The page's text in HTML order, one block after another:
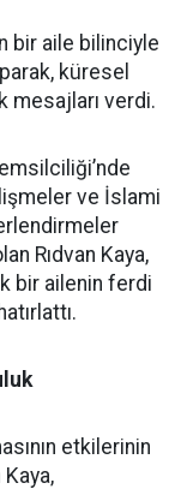
bir aile bilinciyle
küresel
mesajları verdi.
ve İslami
Rıdvan Kaya,
bir ailenin ferdi
etkilerinin